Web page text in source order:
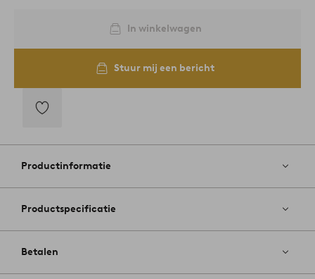
In winkelwagen
Stuur mij een bericht
aan
favorieten
Productinformatie
Productspecificatie
Betalen